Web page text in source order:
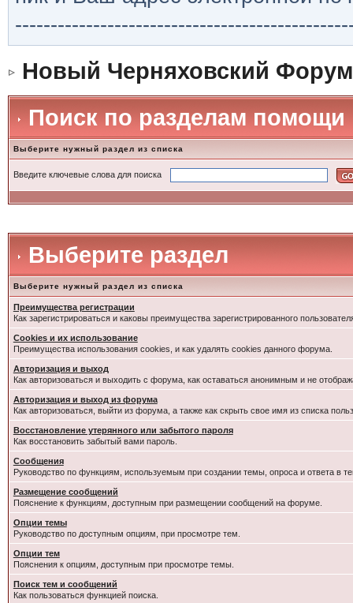
Новый Черняховский Форум
Поиск по разделам помощи
Выберите нужный раздел из списка
Введите ключевые слова для поиска
Выберите раздел
Выберите нужный раздел из списка
Преимущества регистрации
Как зарегистрироваться и каковы преимущества зарегистрированного
Cookies и их использование
Преимущества использования cookies, и как удалять cookies данного форума.
Авторизация и выход
Как авторизоваться и выходить с форума, как оставаться анонимным и не
Авторизация и выход из форума
Как авторизоваться, выйти из форума, а также как скрыть свое имя из списка
Восстановление утерянного или забытого пароля
Как восстановить забытый вами пароль.
Сообщения
Руководство по функциям, используемым при создании темы, опроса и ответа в
Размещение сообщений
Пояснение к функциям, доступным при размещении сообщений на форуме.
Опции темы
Руководство по доступным опциям, при просмотре тем.
Опции тем
Пояснения к опциям, доступным при просмотре темы.
Поиск тем и сообщений
Как пользоваться функцией поиска.